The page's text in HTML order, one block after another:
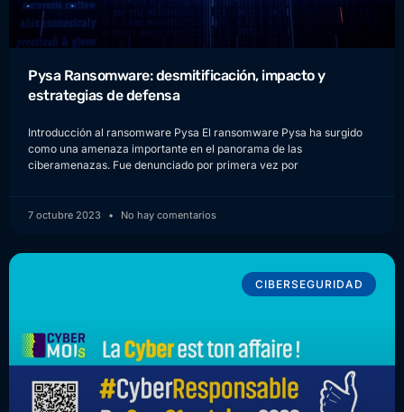
Pysa Ransomware: desmitificación, impacto y
estrategias de defensa
Introducción al ransomware Pysa El ransomware Pysa ha surgido
como una amenaza importante en el panorama de las
ciberamenazas. Fue denunciado por primera vez por
7 octubre 2023 No hay comentarios
CIBERSEGURIDAD